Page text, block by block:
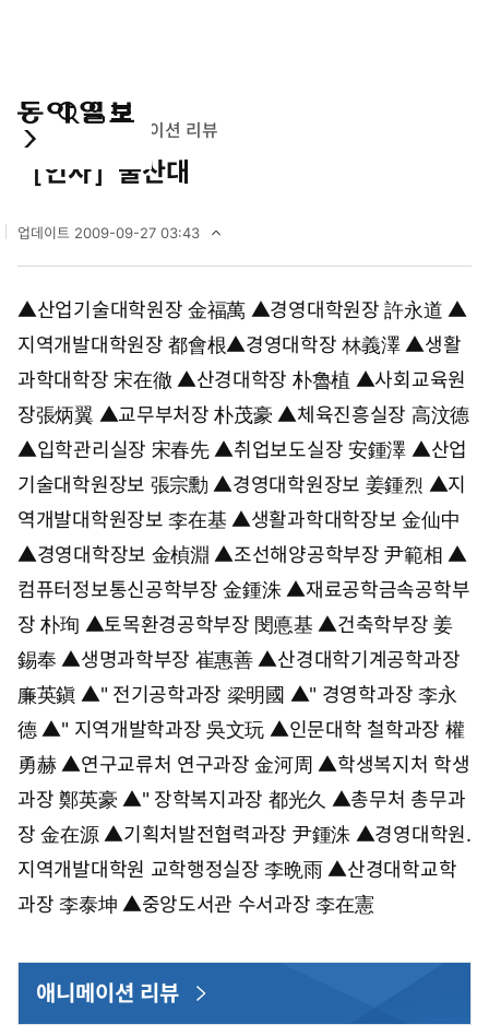
통
검
마
페
지
전
메
펼
기
사람속으로애니메이션 리뷰
［인사］울산대
업데이트 2009-09-27 03:43
9
년
월
7
일
0
3
4
분
▲산업기술대학원장 金福萬 ▲경영대학원장 許永道 ▲
지역개발대학원장 都會根▲경영대학장 林義澤 ▲생활
과학대학장 宋在徹 ▲산경대학장 朴魯植 ▲사회교육원
장張炳翼 ▲교무부처장 朴茂豪 ▲체육진흥실장 高汶德
▲입학관리실장 宋春先 ▲취업보도실장 安鍾澤 ▲산업
기술대학원장보 張宗勳 ▲경영대학원장보 姜鍾烈 ▲지
역개발대학원장보 李在基 ▲생활과학대학장보 金仙中
▲경영대학장보 金楨淵 ▲조선해양공학부장 尹範相 ▲
컴퓨터정보통신공학부장 金鍾洙 ▲재료공학금속공학부
장 朴珣 ▲토목환경공학부장 閔悳基 ▲건축학부장 姜
錫奉 ▲생명과학부장 崔惠善 ▲산경대학기계공학과장
廉英鎭 ▲" 전기공학과장 梁明國 ▲" 경영학과장 李永
德 ▲" 지역개발학과장 吳文玩 ▲인문대학 철학과장 權
勇赫 ▲연구교류처 연구과장 金河周 ▲학생복지처 학생
과장 鄭英豪 ▲" 장학복지과장 都光久 ▲총무처 총무과
장 金在源 ▲기획처발전협력과장 尹鍾洙 ▲경영대학원.
지역개발대학원 교학행정실장 李晩雨 ▲산경대학교학
과장 李泰坤 ▲중앙도서관 수서과장 李在憲
애니메이션 리뷰